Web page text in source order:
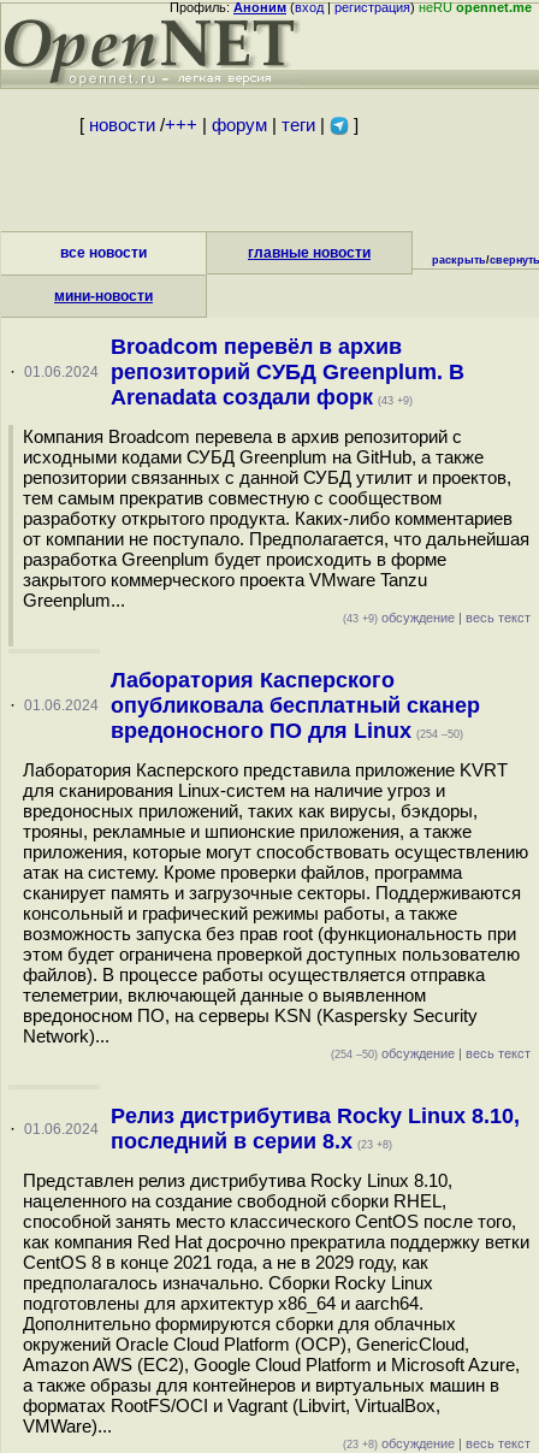
Профиль:Аноним(вход|регистрация)неRUopennet.me
[ новости/+++ форум| теги| ]
все новости главные новости
мини-новости
раскрыть/свернуть
· 01.06.2024
Broadcom перевёл в архив
репозиторий СУБД Greenplum. В
Arenadata создали форк (43 +9)
Компания Broadcom перевела в архив репозиторий с
исходными кодами СУБД Greenplum на GitHub, а также
репозитории связанных с данной СУБД утилит и проектов,
тем самым прекратив совместную с сообществом
разработку открытого продукта. Каких-либо комментариев
от компании не поступало. Предполагается, что дальнейшая
разработка Greenplum будет происходить в форме
закрытого коммерческого проекта VMware Tanzu
Greenplum...
(43 +9) обсуждение | весь текст
· 01.06.2024
Лаборатория Касперского
опубликовала бесплатный сканер
вредоносного ПО для Linux (254 –50)
Лаборатория Касперского представила приложение KVRT
для сканирования Linux-систем на наличие угроз и
вредоносных приложений, таких как вирусы, бэкдоры,
трояны, рекламные и шпионские приложения, а также
приложения, которые могут способствовать осуществлению
атак на систему. Кроме проверки файлов, программа
сканирует память и загрузочные секторы. Поддерживаются
консольный и графический режимы работы, а также
возможность запуска без прав root (функциональность при
этом будет ограничена проверкой доступных пользователю
файлов). В процессе работы осуществляется отправка
телеметрии, включающей данные о выявленном
вредоносном ПО, на серверы KSN (Kaspersky Security
Network)...
(254 –50) обсуждение | весь текст
· 01.06.2024
Релиз дистрибутива Rocky Linux 8.10,
последний в серии 8.x (23 +8)
Представлен релиз дистрибутива Rocky Linux 8.10,
нацеленного на создание свободной сборки RHEL,
способной занять место классического CentOS после того,
как компания Red Hat досрочно прекратила поддержку ветки
CentOS 8 в конце 2021 года, а не в 2029 году, как
предполагалось изначально. Сборки Rocky Linux
подготовлены для архитектур x86_64 и aarch64.
Дополнительно формируются сборки для облачных
окружений Oracle Cloud Platform (OCP), GenericCloud,
Amazon AWS (EC2), Google Cloud Platform и Microsoft Azure,
а также образы для контейнеров и виртуальных машин в
форматах RootFS/OCI и Vagrant (Libvirt, VirtualBox,
VMWare)...
(23 +8) обсуждение | весь текст